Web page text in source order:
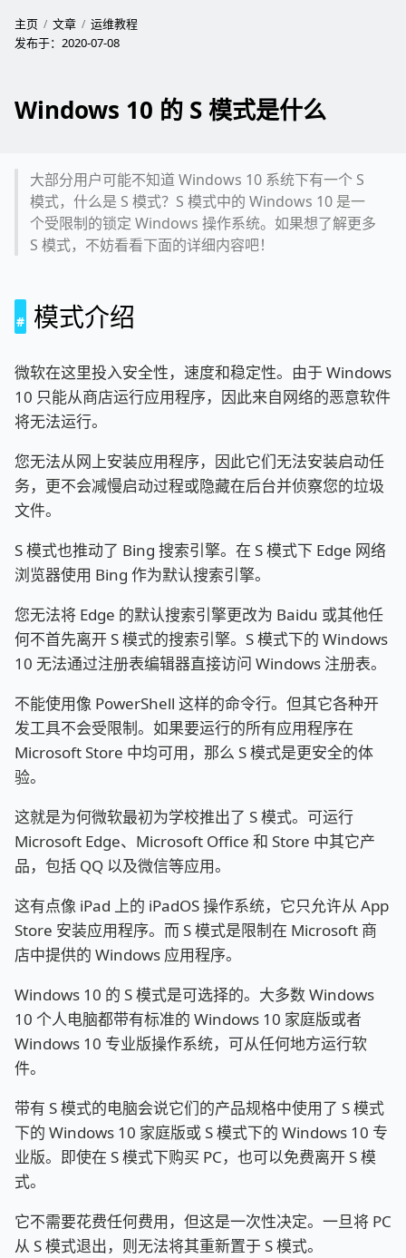
主页 文章
运维教程
发布于： 2020-07-08
Windows 10 的 S 模式是什么
大部分用户可能不知道 Windows 10 系统下有一个 S
模式，什么是 S 模式？S 模式中的 Windows 10 是一
个受限制的锁定 Windows 操作系统。如果想了解更多
S 模式，不妨看看下面的详细内容吧！
模式介绍
微软在这里投入安全性，速度和稳定性。由于 Windows
10 只能从商店运行应用程序，因此来自网络的恶意软件
将无法运行。
您无法从网上安装应用程序，因此它们无法安装启动任
务，更不会减慢启动过程或隐藏在后台并侦察您的垃圾
文件。
S 模式也推动了 Bing 搜索引擎。在 S 模式下 Edge 网络
浏览器使用 Bing 作为默认搜索引擎。
您无法将 Edge 的默认搜索引擎更改为 Baidu 或其他任
何不首先离开 S 模式的搜索引擎。S 模式下的 Windows
10 无法通过注册表编辑器直接访问 Windows 注册表。
不能使用像 PowerShell 这样的命令行。但其它各种开
发工具不会受限制。如果要运行的所有应用程序在
Microsoft Store 中均可用，那么 S 模式是更安全的体
验。
这就是为何微软最初为学校推出了 S 模式。可运行
Microsoft Edge、Microsoft Office 和 Store 中其它产
品，包括 QQ 以及微信等应用。
这有点像 iPad 上的 iPadOS 操作系统，它只允许从 App
Store 安装应用程序。而 S 模式是限制在 Microsoft 商
店中提供的 Windows 应用程序。
Windows 10 的 S 模式是可选择的。大多数 Windows
10 个人电脑都带有标准的 Windows 10 家庭版或者
Windows 10 专业版操作系统，可从任何地方运行软
件。
带有 S 模式的电脑会说它们的产品规格中使用了 S 模式
下的 Windows 10 家庭版或 S 模式下的 Windows 10 专
业版。即使在 S 模式下购买 PC，也可以免费离开 S 模
式。
它不需要花费任何费用，但这是一次性决定。一旦将 PC
从 S 模式退出，则无法将其重新置于 S 模式。